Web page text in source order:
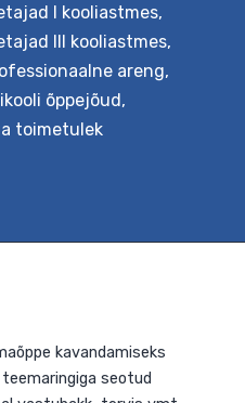
I kooliastmes,
III kooliastmes,
areng,
õppejõud,
toimetulek